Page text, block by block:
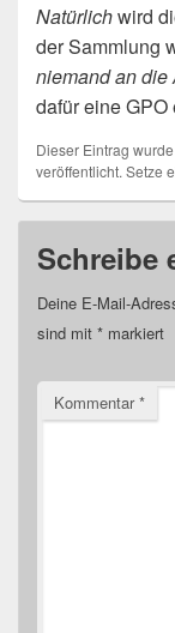
Natürlichwird
der Sammlung
niemand an die
dafür eine GPO
Dieser Eintrag
veröffentlicht. Setze
Schreibe
Deine E-Mail-
sind mit * markiert
Kommentar*